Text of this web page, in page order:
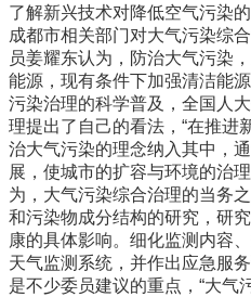
了解新兴技术对降低空气污染
成都市相关部门对大气污染综
员姜耀东认为，防治大气污染
能源，现有条件下加强清洁能
污染治理的科学普及，全国人
理提出了自己的看法，“在推进
治大气污染的理念纳入其中，
展，使城市的扩容与环境的治
为，大气污染综合治理的当务
和污染物成分结构的研究，研
康的具体影响。细化监测内容
天气监测系统，并作出应急服
是不少委员建议的重点，“大气